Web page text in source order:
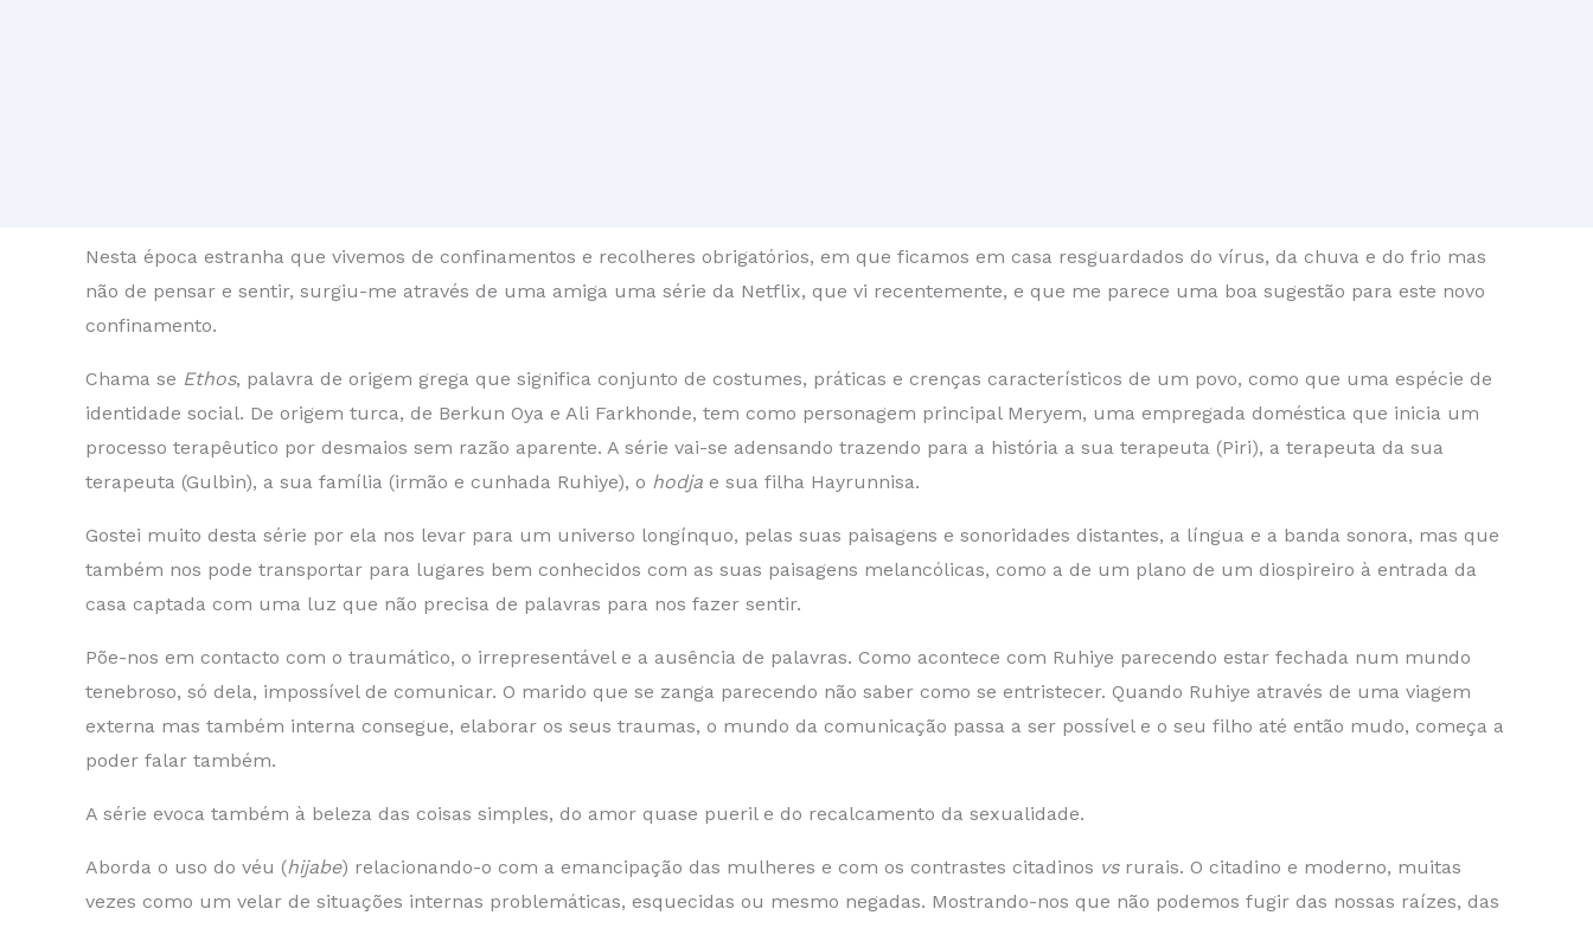
Nesta época estranha que vivemos de confinamentos e recolheres obrigatórios, em que ficamos em casa resguardados do vírus, da chuva e do frio mas
não de pensar e sentir, surgiu-me através de uma amiga uma série da Netflix, que vi recentemente, e que me parece uma boa sugestão para este novo
confinamento.
Chama se Ethos, palavra de origem grega que significa conjunto de costumes, práticas e crenças característicos de um povo, como que uma espécie de
identidade social. De origem turca, de Berkun Oya e Ali Farkhonde, tem como personagem principal Meryem, uma empregada doméstica que inicia um
processo terapêutico por desmaios sem razão aparente. A série vai-se adensando trazendo para a história a sua terapeuta (Piri), a terapeuta da sua
terapeuta (Gulbin), a sua família (irmão e cunhada Ruhiye), o hodja e sua filha Hayrunnisa.
Gostei muito desta série por ela nos levar para um universo longínquo, pelas suas paisagens e sonoridades distantes, a língua e a banda sonora, mas que
também nos pode transportar para lugares bem conhecidos com as suas paisagens melancólicas, como a de um plano de um diospireiro à entrada da
casa captada com uma luz que não precisa de palavras para nos fazer sentir.
Põe-nos em contacto com o traumático, o irrepresentável e a ausência de palavras. Como acontece com Ruhiye parecendo estar fechada num mundo
tenebroso, só dela, impossível de comunicar. O marido que se zanga parecendo não saber como se entristecer. Quando Ruhiye através de uma viagem
externa mas também interna consegue, elaborar os seus traumas, o mundo da comunicação passa a ser possível e o seu filho até então mudo, começa a
poder falar também.
A série evoca também à beleza das coisas simples, do amor quase pueril e do recalcamento da sexualidade.
Aborda o uso do véu (hijabe) relacionando-o com a emancipação das mulheres e com os contrastes citadinos vsrurais. O citadino e moderno, muitas
vezes como um velar de situações internas problemáticas, esquecidas ou mesmo negadas. Mostrando-nos que não podemos fugir das nossas raízes, das